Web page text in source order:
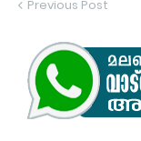
Previous Post